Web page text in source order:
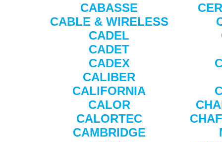
CABASSE
CABLE & WIRELESS
CADEL
CADET
CADEX
CALIBER
CALIFORNIA
CALOR
CALORTEC
CAMBRIDGE